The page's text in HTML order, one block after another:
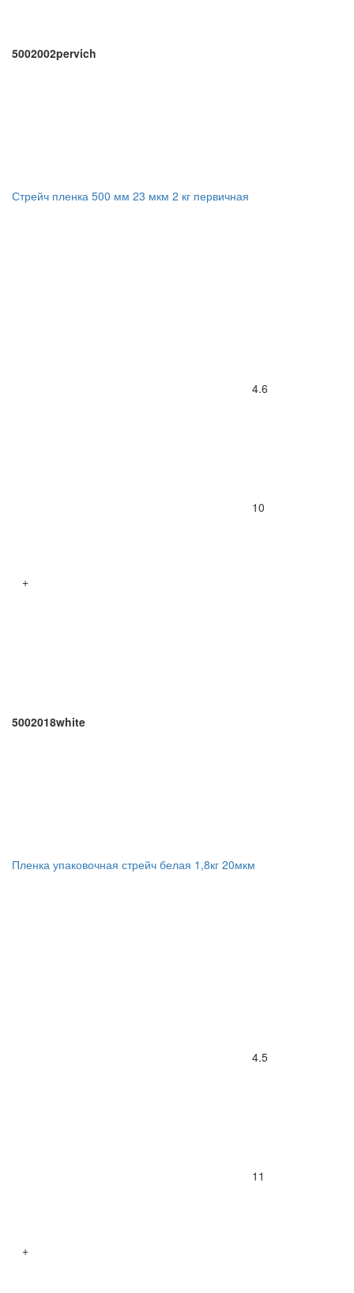
5002002pervich
Стрейч пленка 500 мм 23 мкм 2 кг первичная
4.6
10
+
5002018white
Пленка упаковочная стрейч белая 1,8кг 20мкм
4.5
11
+